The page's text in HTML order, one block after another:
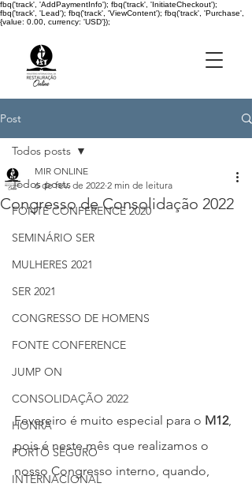
fbq('track', 'AddPaymentInfo'); fbq('track', 'InitiateCheckout');
fbq('track', 'Lead'); fbq('track', 'ViewContent'); fbq('track', 'Purchase',
{value: 0.00, currency: 'USD'});
Post
Todos posts
FONTE CONFERENCE 2020
SEMINÁRIO SER
MULHERES 2021
SER 2021
CONGRESSO DE HOMENS
FONTE CONFERENCE
JUMP ON
CONSOLIDAÇÃO 2022
HONRA
PORTO SEGURO
INTERNACIONAL
Todos posts
Congresso de Consolidação 2022
MIR ONLINE
6 de fev. de 2022 2 min de leitura
Fevereiro é muito especial para o M12,
pois é neste mês que realizamos o
nosso Congresso interno, quando,